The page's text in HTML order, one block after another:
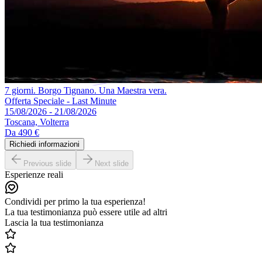
7 giorni. Borgo Tignano. Una Maestra vera.
Offerta Speciale - Last Minute
15/08/2026 - 21/08/2026
Toscana, Volterra
Da 490 €
Richiedi informazioni
Previous slide Next slide
Esperienze reali
Condividi per primo la tua esperienza!
La tua testimonianza può essere utile ad altri
Lascia la tua testimonianza